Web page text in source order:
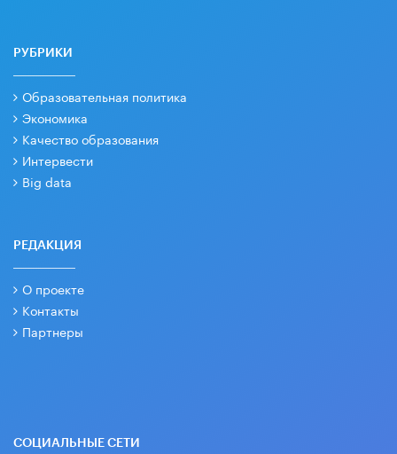
РУБРИКИ
Образовательная политика
Экономика
Качество образования
Интервести
Big data
РЕДАКЦИЯ
О проекте
Контакты
Партнеры
СОЦИАЛЬНЫЕ СЕТИ